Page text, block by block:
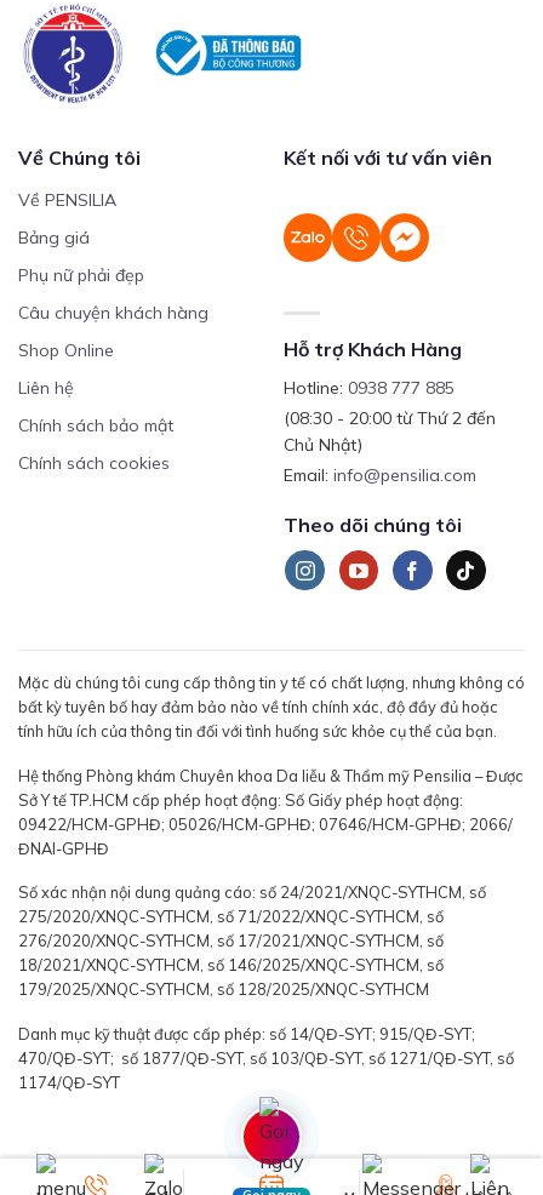
Về Chúng tôi
Về PENSILIA
Bảng giá
Phụ nữ phải đẹp
Câu chuyện khách hàng
Shop Online
Liên hệ
Chính sách bảo mật
Chính sách cookies
Kết nối với tư vấn viên
Hỗ trợ Khách Hàng
Hotline: 0938 777 885
(08:30 - 20:00 từ Thứ 2 đến
Chủ Nhật)
Email: info@pensilia.com
Theo dõi chúng tôi
Mặc dù chúng tôi cung cấp thông tin y tế có chất lượng, nhưng không có
bất kỳ tuyên bố hay đảm bảo nào về tính chính xác, độ đầy đủ hoặc
tính hữu ích của thông tin đối với tình huống sức khỏe cụ thể của bạn.
Hệ thống Phòng khám Chuyên khoa Da liễu & Thẩm mỹ Pensilia – Được
Sở Y tế TP.HCM cấp phép hoạt động: Số Giấy phép hoạt động:
09422/HCM-GPHĐ; 05026/HCM-GPHĐ; 07646/HCM-GPHĐ; 2066/
ĐNAI-GPHĐ
Số xác nhận nội dung quảng cáo: số 24/2021/XNQC-SYTHCM, số
275/2020/XNQC-SYTHCM, số 71/2022/XNQC-SYTHCM, số
276/2020/XNQC-SYTHCM, số 17/2021/XNQC-SYTHCM, số
18/2021/XNQC-SYTHCM, số 146/2025/XNQC-SYTHCM, số
179/2025/XNQC-SYTHCM, số 128/2025/XNQC-SYTHCM
Danh mục kỹ thuật được cấp phép: số 14/QĐ-SYT; 915/QĐ-SYT;
470/QĐ-SYT; số 1877/QĐ-SYT, số 103/QĐ-SYT, số 1271/QĐ-SYT, số
1174/QĐ-SYT